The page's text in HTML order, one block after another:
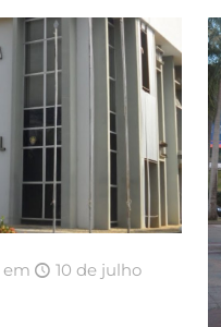
em
10 de julho